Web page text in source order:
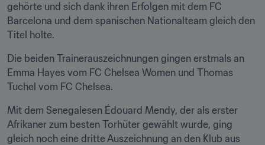
gehörte und sich dank ihren Erfolgen mit dem FC
Barcelona und dem spanischen Nationalteam gleich den
Titel holte.
Die beiden Trainerauszeichnungen gingen erstmals an
Emma Hayes vom FC Chelsea Women und Thomas
Tuchel vom FC Chelsea.
Mit dem Senegalesen Édouard Mendy, der als erster
Afrikaner zum besten Torhüter gewählt wurde, ging
gleich noch eine dritte Auszeichnung an den Klub aus